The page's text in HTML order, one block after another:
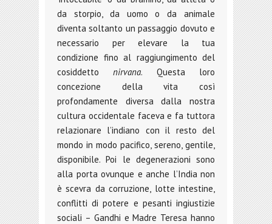
da storpio, da uomo o da animale
diventa soltanto un passaggio dovuto e
necessario per elevare la tua
condizione fino al raggiungimento del
cosiddettonirvana. Questa loro
concezione della vita così
profondamente diversa dalla nostra
cultura occidentale faceva e fa tuttora
relazionare l’indiano con il resto del
mondo in modo pacifico, sereno, gentile,
disponibile. Poi le degenerazioni sono
alla porta ovunque e anche l’India non
è scevra da corruzione, lotte intestine,
conflitti di potere e pesanti ingiustizie
sociali – Gandhi e Madre Teresa hanno